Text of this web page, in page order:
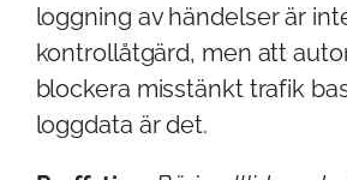
loggning av händelser är
kontrollåtgärd, men att
blockera misstänkt trafik
loggdata är det.